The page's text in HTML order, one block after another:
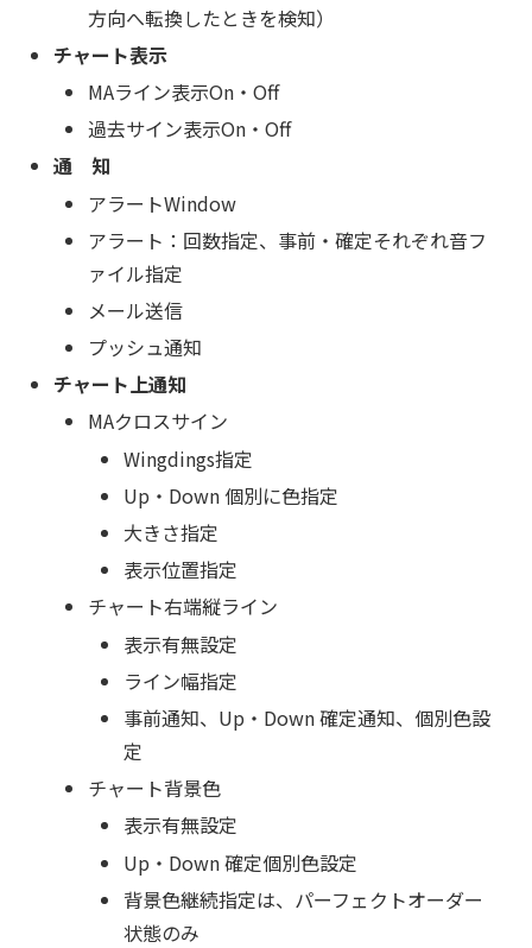
方向へ転換したときを検知）
チャート表示
MAライン表示On・Off
過去サイン表示On・Off
通 知
アラートWindow
アラート：回数指定、事前・確定それぞれ音フ
ァイル指定
メール送信
プッシュ通知
チャート上通知
MAクロスサイン
Wingdings指定
Up・Down 個別に色指定
大きさ指定
表示位置指定
チャート右端縦ライン
表示有無設定
ライン幅指定
事前通知、Up・Down 確定通知、個別色設
定
チャート背景色
表示有無設定
Up・Down 確定個別色設定
背景色継続指定は、パーフェクトオーダー
状態のみ